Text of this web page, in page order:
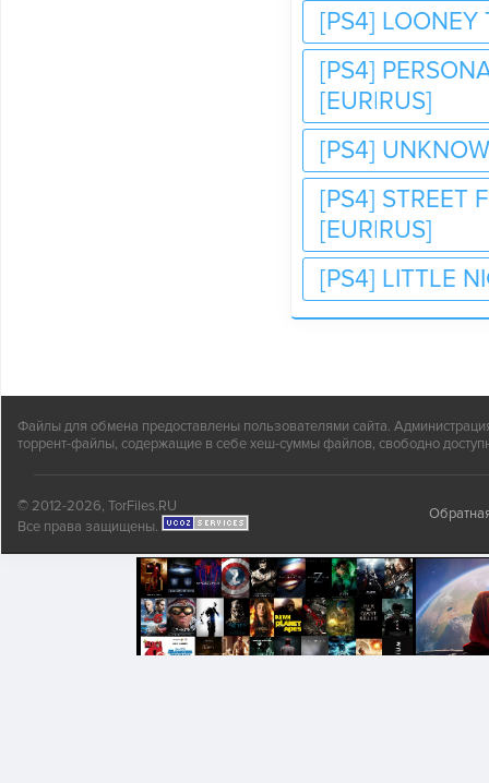
[PS4] LOONEY
[PS4]
[EUR|RUS]
[PS4]
[PS4] STREET
[EUR|RUS]
[PS4] LITTLE
Файлы для обмена предоставлены пользователями сайта.
торрент-файлы, содержащие в себе хеш-суммы файлов, свободно
© 2012-2026, TorFiles.RU
Все права защищены.